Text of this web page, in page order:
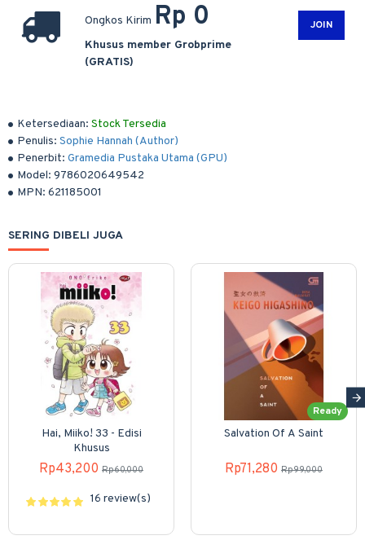
Ketersediaan: Stock Tersedia
Penulis: Sophie Hannah (Author)
Penerbit: Gramedia Pustaka Utama (GPU)
Model: 9786020649542
MPN: 621185001
Ongkos Kirim Rp 0
Khusus member Grobprime
(GRATIS)
JOIN
SERING DIBELI JUGA
Hai, Miiko! 33 - Edisi
Khusus
Rp43,200 Rp60,000
16 review(s)
Ready
Salvation Of A Saint
Rp71,280 Rp99,000